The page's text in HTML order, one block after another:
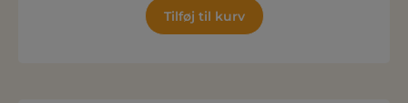
Tilføj til kurv